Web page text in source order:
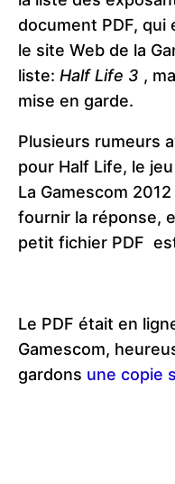
document PDF, qui
le site Web de la
liste: Half Life 3 ,
mise en garde.
Plusieurs rumeurs
pour Half Life, le
La Gamescom
fournir la réponse,
petit fichier PDF
Le PDF était en
Gamescom,
gardons une copie